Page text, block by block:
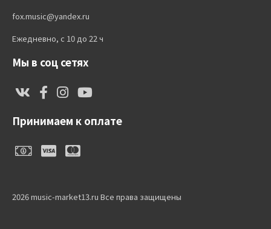
fox.music@yandex.ru
Ежедневно, с 10 до 22 ч
Мы в соц сетях
Принимаем к оплате
2026 music-market13.ru Все права защищены